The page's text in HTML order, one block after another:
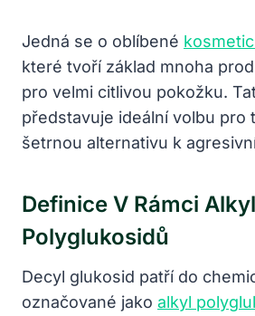
Jedná se o oblíbené
které tvoří základ mnoha
pro velmi citlivou pokožku.
představuje ideální volbu pro
šetrnou alternativu k
Definice V Rámci Alkyl
Polyglukosidů
Decyl glukosid patří do
označované jako alkyl